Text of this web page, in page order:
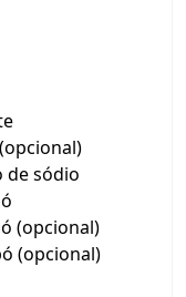
de sódio
(opcional)
(opcional)